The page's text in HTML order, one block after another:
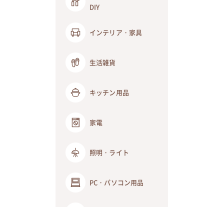
DIY
インテリア・家具
生活雑貨
キッチン用品
家電
照明・ライト
PC・パソコン用品